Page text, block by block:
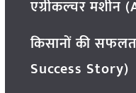
एग्रीकल्चर
किसानों की
Success Story)